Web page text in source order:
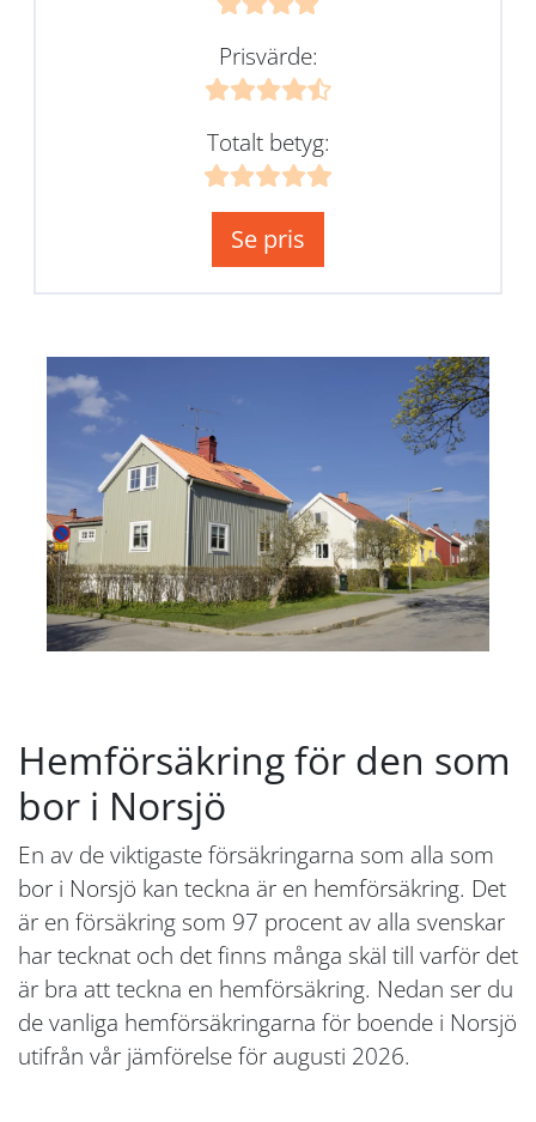
Prisvärde:
Totalt betyg:
Se pris
Hemförsäkring för den som
bor i Norsjö
En av de viktigaste försäkringarna som alla som
bor i Norsjö kan teckna är en hemförsäkring. Det
är en försäkring som 97 procent av alla svenskar
har tecknat och det finns många skäl till varför det
är bra att teckna en hemförsäkring. Nedan ser du
de vanliga hemförsäkringarna för boende i Norsjö
utifrån vår jämförelse för augusti 2026.